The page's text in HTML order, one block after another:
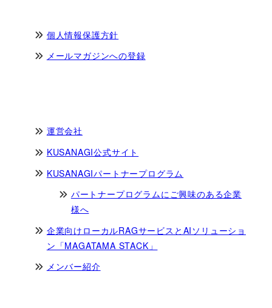
個人情報保護方針
メールマガジンへの登録
運営会社
KUSANAGI公式サイト
KUSANAGIパートナープログラム
パートナープログラムにご興味のある企業
様へ
企業向けローカルRAGサービスとAIソリューショ
ン「MAGATAMA STACK」
メンバー紹介